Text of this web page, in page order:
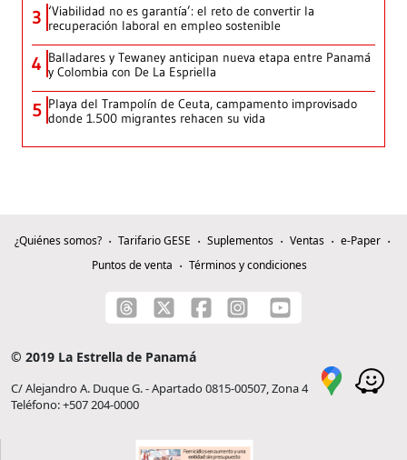
3 ‘Viabilidad no es garantía’: el reto de convertir la
recuperación laboral en empleo sostenible
4 Balladares y Tewaney anticipan nueva etapa entre Panamá
y Colombia con De La Espriella
5 Playa del Trampolín de Ceuta, campamento improvisado
donde 1.500 migrantes rehacen su vida
¿Quiénes somos? Tarifario GESE Suplementos Ventas
e-Paper
Puntos de venta
Términos y condiciones
© 2019 La Estrella de Panamá
C/ Alejandro A. Duque G. - Apartado 0815-00507, Zona 4
Teléfono: +507 204-0000